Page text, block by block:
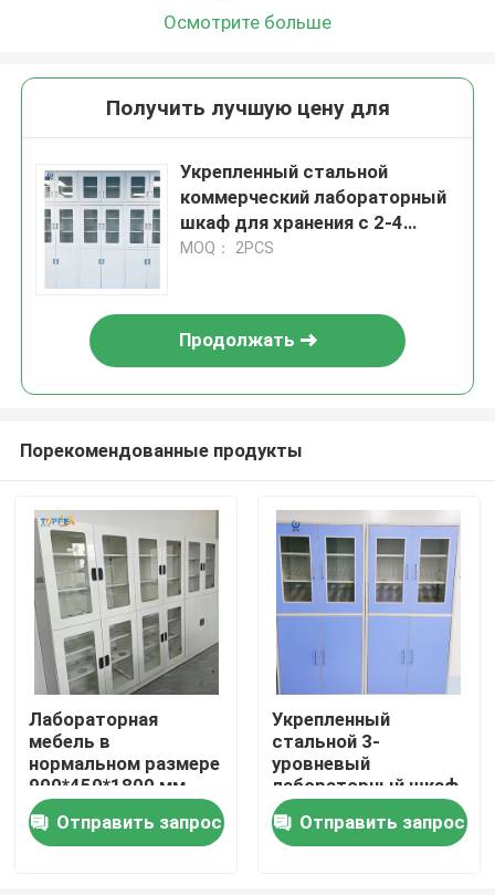
Главная страница
Продукция
Осмотрите больше
Получить лучшую цену для
Укрепленный стальной
коммерческий лабораторный
шкаф для хранения с 2-4
полками
MOQ： 2PCS
Продолжать
Порекомендованные продукты
Лабораторная
мебель в
нормальном размере
900*450*1800 мм
Отправить запрос
Укрепленный
стальной 3-
уровневый
лабораторный шкаф
с регулируемыми
полками
Отправить запрос